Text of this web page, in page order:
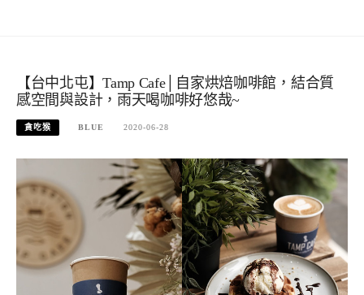
【台中北屯】Tamp Cafe│自家烘焙咖啡館，結合質
感空間與設計，雨天喝咖啡好悠哉~
貪吃猴 BLUE 2020-06-28